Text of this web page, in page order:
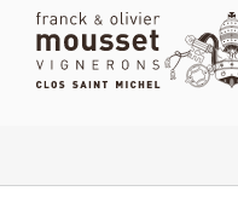
Passer
contenu